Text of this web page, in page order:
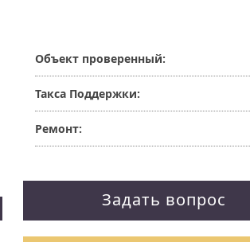
Объект проверенный:
Такса Поддержки:
Ремонт:
Задать вопрос